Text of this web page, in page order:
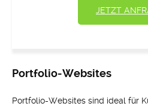
JETZT
Portfolio-Websites
Portfolio-Websites sind ideal für